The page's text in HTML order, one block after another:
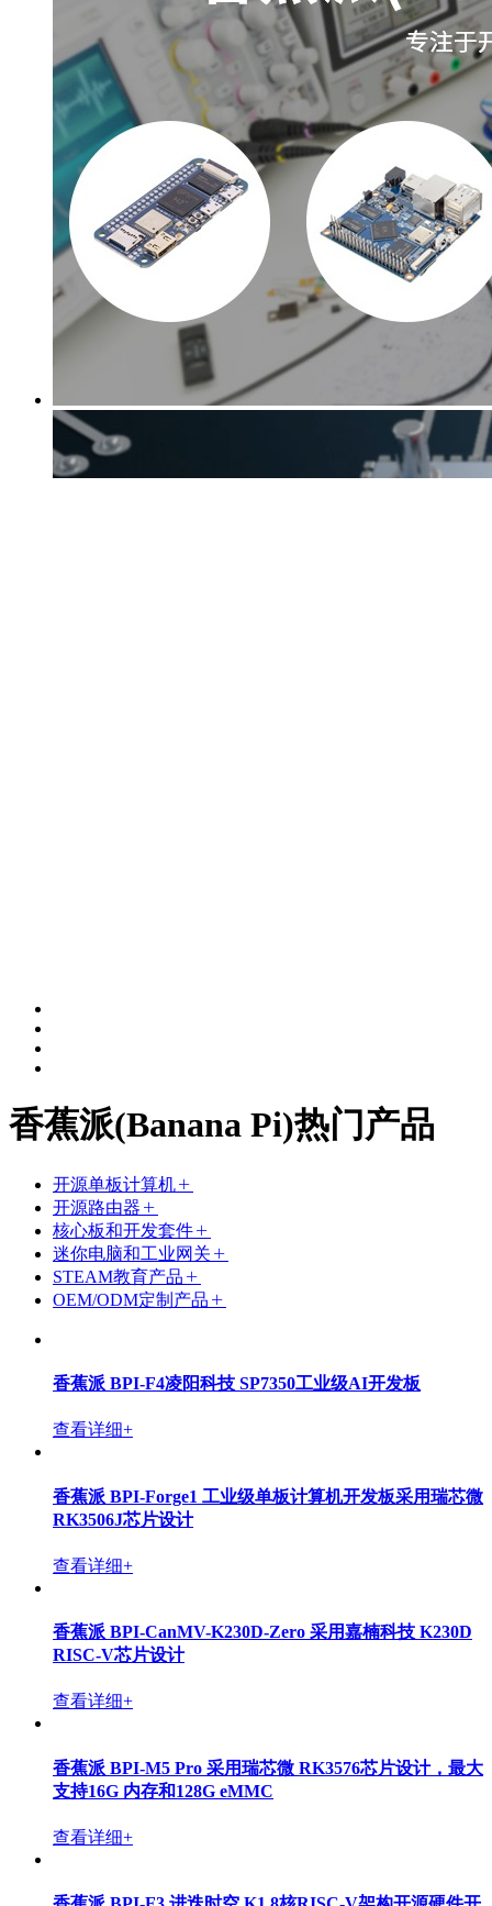
香蕉派(Banana Pi)热门产品
开源单板计算机
开源路由器
核心板和开发套件
迷你电脑和工业网关
STEAM教育产品
OEM/ODM定制产品
香蕉派 BPI-F4凌阳科技 SP7350工业级AI开发板
查看详细+
香蕉派 BPI-Forge1 工业级单板计算机开发板采用瑞芯微
RK3506J芯片设计
查看详细+
香蕉派 BPI-CanMV-K230D-Zero 采用嘉楠科技 K230D
RISC-V芯片设计
查看详细+
香蕉派 BPI-M5 Pro 采用瑞芯微 RK3576芯片设计，最大
支持16G 内存和128G eMMC
查看详细+